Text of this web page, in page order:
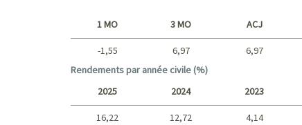
Court terme
1 MO 3 MO ACJ
-1,55 6,97 6,97
Rendements par année civile (%)
2025 2024 2023
16,22 12,72 4,14